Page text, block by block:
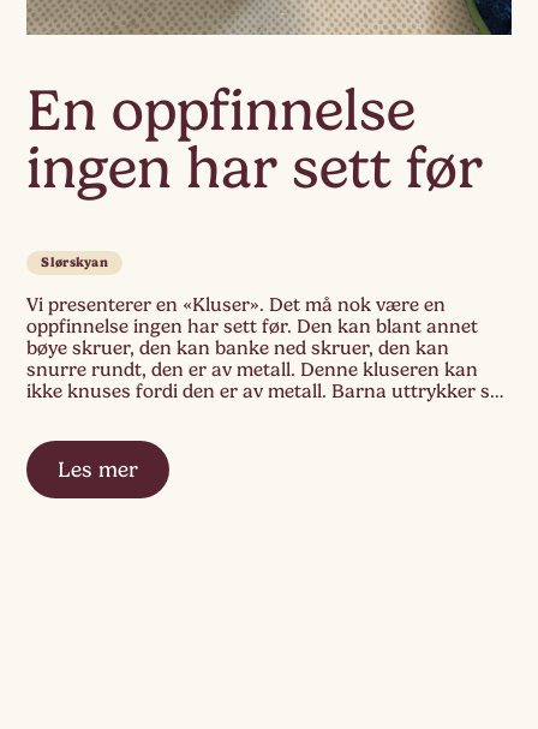
En oppfinnelse
ingen har sett før
Slørskyan
Vi presenterer en «Kluser». Det må nok være en
oppfinnelse ingen har sett før. Den kan blant annet
bøye skruer, den kan banke ned skruer, den kan
snurre rundt, den er av metall. Denne kluseren kan
ikke knuses fordi den er av metall. Barna uttrykker seg
Les mer